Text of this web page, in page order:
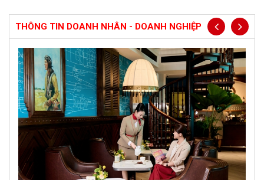
THÔNG TIN DOANH NHÂN - DOANH NGHIỆP